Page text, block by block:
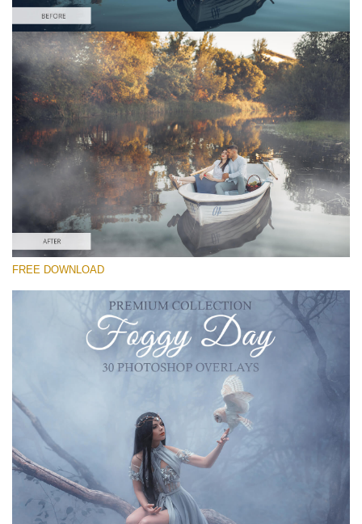
Please select
Free Photoshop Overlay
Small 800*533px
Foggy Day
(30 Textures)
Large 6000*4000px
Entire Collection
(1783 Overlays)
Large 6000*4000px
Free download
FREE DOWNLOAD